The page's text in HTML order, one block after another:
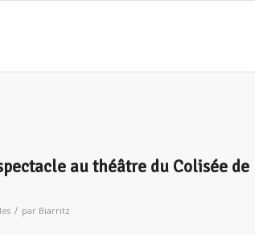
au théâtre du Colisée de
/ par Biarritz